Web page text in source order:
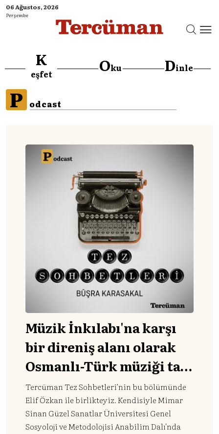
06 Ağustos, 2026
Perşembe
K
eşfet Oku Dinle
P odcast
Müzik İnkılabı'na karşı
bir direniş alanı olarak
Osmanlı-Türk müziği taş
plakları
Tercüman Tez Sohbetleri’nin bu bölümünde
Elif Özkan ile birlikteyiz. Kendisiyle Mimar
Sinan Güzel Sanatlar Üniversitesi Genel
Sosyoloji ve Metodolojisi Anabilim Dalı'nda